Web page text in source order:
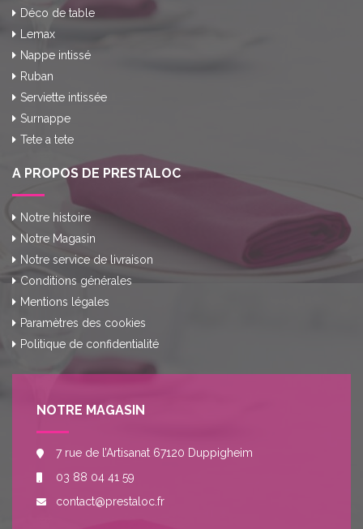
Déco de table
Lemax
Nappe intissé
Ruban
Serviette intissée
Surnappe
Tete a tete
A PROPOS DE PRESTALOC
Notre histoire
Notre Magasin
Notre service de livraison
Conditions générales
Mentions légales
Paramètres des cookies
Politique de confidentialité
NOTRE MAGASIN
7 rue de l’Artisanat 67120 Duppigheim
03 88 04 41 59
contact@prestaloc.fr